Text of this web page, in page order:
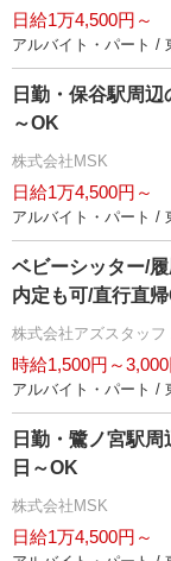
日給1万4,500円～
アルバイト・パート /
日勤・保谷駅周
～OK
株式会社MSK
日給1万4,500円～
アルバイト・パート /
ベビーシッター/
内定も可/直行直
株式会社アズスタッフ
時給1,500円～
アルバイト・パート /
日勤・鷺ノ宮駅
日～OK
株式会社MSK
日給1万4,500円～